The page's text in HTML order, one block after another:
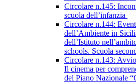
Circolare n.145:
scuola dell’infanzia
Circolare n.144:
dell’Ambiente in
dell’Istituto
schools. Scuola
Circolare n.143:
Il cinema per
del Piano Nazionale